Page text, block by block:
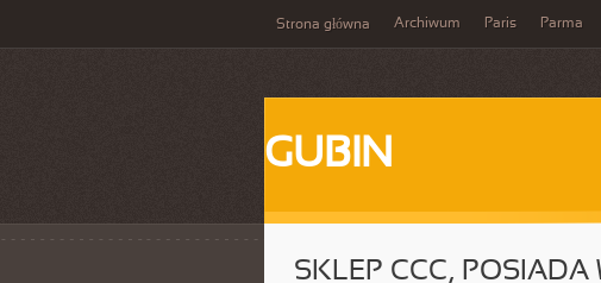
Strona główna Archiwum Paris Parma
GUBIN
SKLEP CCC, POSIADA